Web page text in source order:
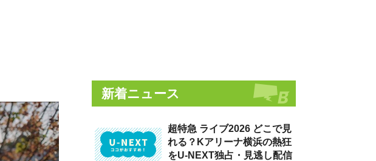
新着ニュース
超特急 ライブ2026 どこで見
れる？Kアリーナ横浜の熱狂
をU-NEXT独占・見逃し配信